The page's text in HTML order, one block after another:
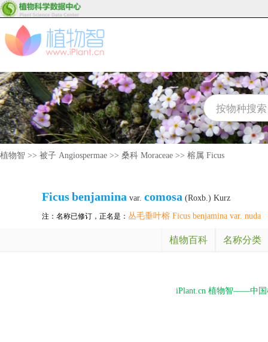
植物智 >> 被子 Angiospermae >> 桑科 Moraceae >> 榕属 Ficus
Ficusbenjamina var. comosa (Roxb.) Kurz
注：名称已修订，正名是： 丛毛垂叶榕 Ficus benjamina var. nuda
植物百科 名称分类
iPlant.cn 植物智——中国